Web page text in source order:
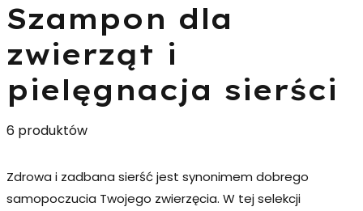
Szampon dla
zwierząt i
pielęgnacja sierści
6 produktów
Zdrowa i zadbana sierść jest synonimem dobrego
samopoczucia Twojego zwierzęcia. W tej selekcji